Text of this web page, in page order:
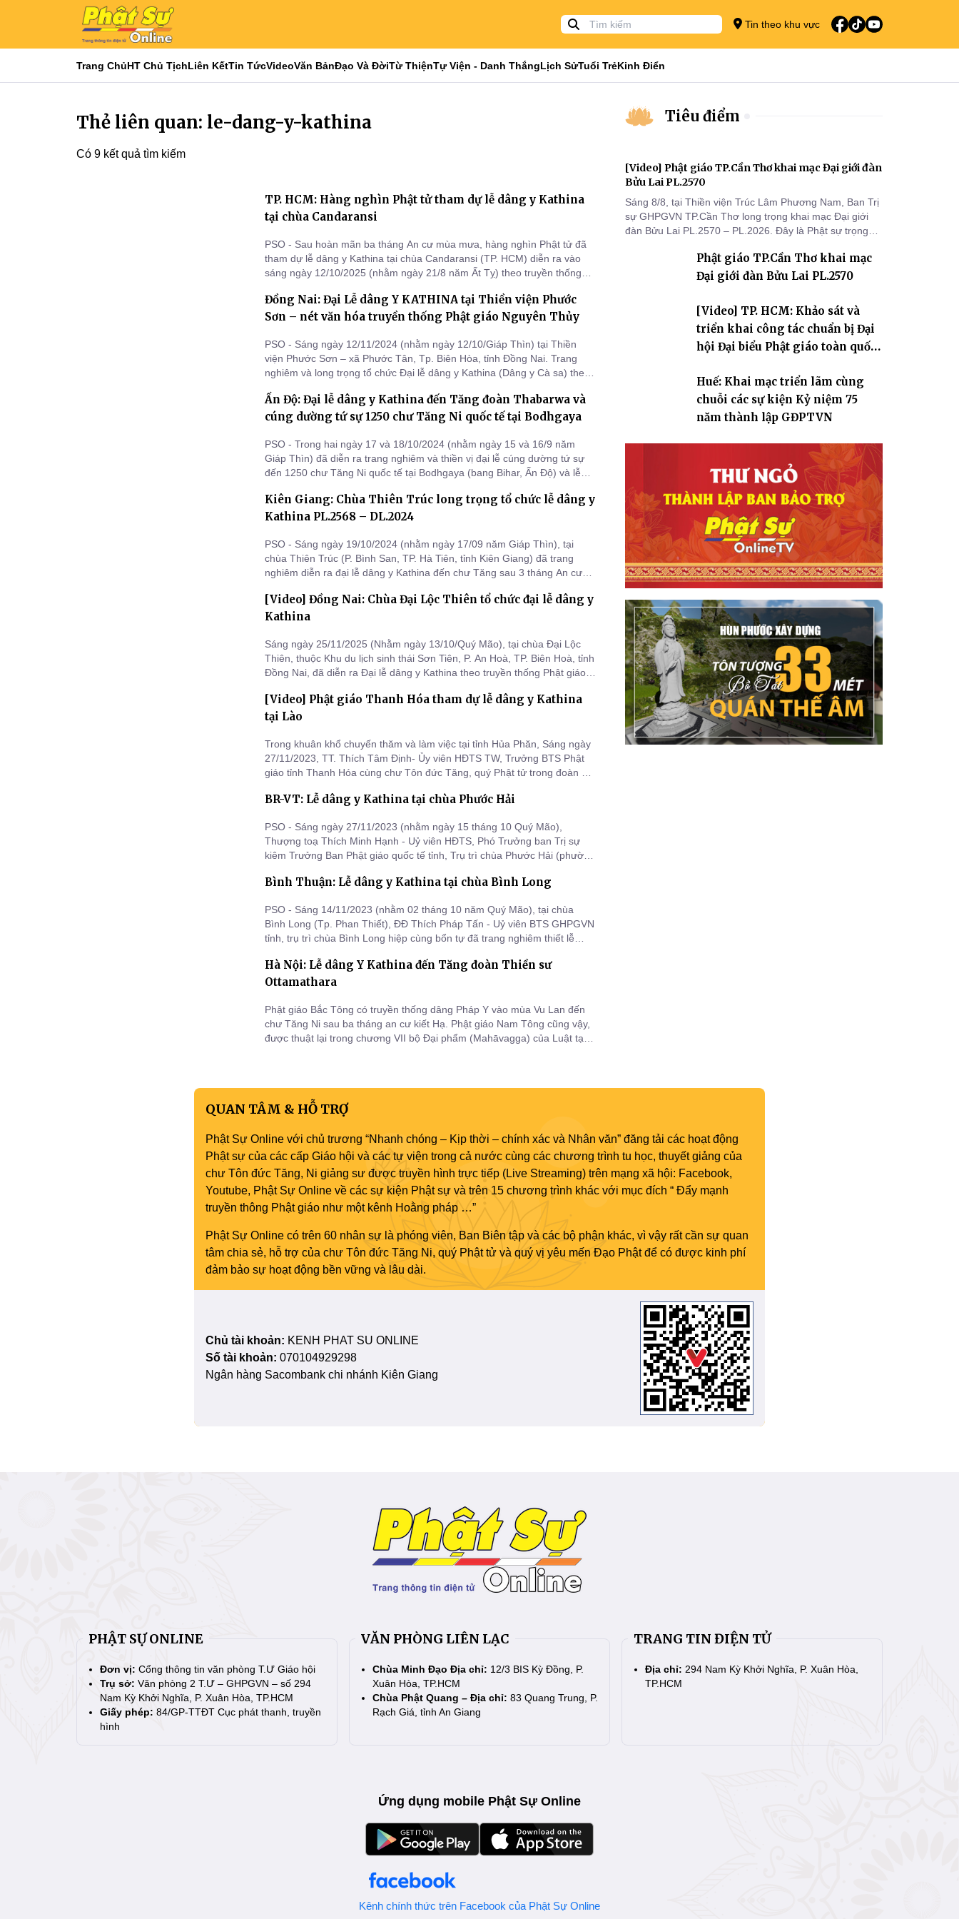
Tin theo khu vực
Trang ChủHT Chủ TịchLiên KếtTin TứcVideoVăn BảnĐạo Và ĐờiTừ ThiệnTự Viện - Danh ThắngLịch SửTuổi TrẻKinh Điển
Thẻ liên quan: le-dang-y-kathina
Có 9 kết quả tìm kiếm
TP. HCM: Hàng nghìn Phật tử tham dự lễ dâng y Kathina
tại chùa Candaransi
PSO - Sau hoàn mãn ba tháng An cư mùa mưa, hàng nghìn Phật tử đã
tham dự lễ dâng y Kathina tại chùa Candaransi (TP. HCM) diễn ra vào
sáng ngày 12/10/2025 (nhằm ngày 21/8 năm Ất Tỵ) theo truyền thống
Đồng Nai: Đại Lễ dâng Y KATHINA tại Thiền viện Phước
Sơn – nét văn hóa truyền thống Phật giáo Nguyên Thủy
PSO - Sáng ngày 12/11/2024 (nhằm ngày 12/10/Giáp Thìn) tại Thiền
viện Phước Sơn – xã Phước Tân, Tp. Biên Hòa, tỉnh Đồng Nai. Trang
nghiêm và long trọng tổ chức Đại lễ dâng y Kathina (Dâng y Cà sa) theo
Ấn Độ: Đại lễ dâng y Kathina đến Tăng đoàn Thabarwa và
cúng dường tứ sự 1250 chư Tăng Ni quốc tế tại Bodhgaya
PSO - Trong hai ngày 17 và 18/10/2024 (nhằm ngày 15 và 16/9 năm
Giáp Thìn) đã diễn ra trang nghiêm và thiền vị đại lễ cúng dường tứ sự
đến 1250 chư Tăng Ni quốc tế tại Bodhgaya (bang Bihar, Ấn Độ) và lễ
Kiên Giang: Chùa Thiên Trúc long trọng tổ chức lễ dâng y
Kathina PL.2568 – DL.2024
PSO - Sáng ngày 19/10/2024 (nhằm ngày 17/09 năm Giáp Thìn), tại
chùa Thiên Trúc (P. Bình San, TP. Hà Tiên, tỉnh Kiên Giang) đã trang
nghiêm diễn ra đại lễ dâng y Kathina đến chư Tăng sau 3 tháng An cư
tông.
[Video] Đồng Nai: Chùa Đại Lộc Thiên tổ chức đại lễ dâng y
Kathina
Sáng ngày 25/11/2025 (Nhằm ngày 13/10/Quý Mão), tại chùa Đại Lộc
Thiên, thuộc Khu du lịch sinh thái Sơn Tiên, P. An Hoà, TP. Biên Hoà, tỉnh
Đồng Nai, đã diễn ra Đại lễ dâng y Kathina theo truyền thống Phật giáo
[Video] Phật giáo Thanh Hóa tham dự lễ dâng y Kathina
tại Lào
Trong khuân khổ chuyến thăm và làm việc tại tỉnh Hủa Phăn, Sáng ngày
27/11/2023, TT. Thích Tâm Định- Ủy viên HĐTS TW, Trưởng BTS Phật
giáo tỉnh Thanh Hóa cùng chư Tôn đức Tăng, quý Phật tử trong đoàn đã
chùa Ông Tử Sy Bun Hương theo lời mời của Thượng tọa Lăm Phăn Bun
BR-VT: Lễ dâng y Kathina tại chùa Phước Hải
PSO - Sáng ngày 27/11/2023 (nhằm ngày 15 tháng 10 Quý Mão),
Thượng toạ Thích Minh Hạnh - Uỷ viên HĐTS, Phó Trưởng ban Trị sự
kiêm Trưởng Ban Phật giáo quốc tế tỉnh, Trụ trì chùa Phước Hải (phường
theo truyền thống Phật giáo Theravāda.
Bình Thuận: Lễ dâng y Kathina tại chùa Bình Long
PSO - Sáng 14/11/2023 (nhằm 02 tháng 10 năm Quý Mão), tại chùa
Bình Long (Tp. Phan Thiết), ĐĐ Thích Pháp Tấn - Uỷ viên BTS GHPGVN
tỉnh, trụ trì chùa Bình Long hiệp cùng bổn tự đã trang nghiêm thiết lễ
Hà Nội: Lễ dâng Y Kathina đến Tăng đoàn Thiền sư
Ottamathara
Phật giáo Bắc Tông có truyền thống dâng Pháp Y vào mùa Vu Lan đến
chư Tăng Ni sau ba tháng an cư kiết Hạ. Phật giáo Nam Tông cũng vậy,
được thuật lại trong chương VII bộ Đại phẩm (Mahāvagga) của Luật tạng
Tiêu điểm
[Video] Phật giáo TP.Cần Thơ khai mạc Đại giới đàn
Bửu Lai PL.2570
Sáng 8/8, tại Thiền viện Trúc Lâm Phương Nam, Ban Trị
sự GHPGVN TP.Cần Thơ long trọng khai mạc Đại giới
đàn Bửu Lai PL.2570 – PL.2026. Đây là Phật sự trọng
của Đại hội Phật giáo thành phố lần thứ I, thể hiện sự
quan tâm đối với công tác truyền giới, đào tạo Tăng tài
Phật giáo TP.Cần Thơ khai mạc
Đại giới đàn Bửu Lai PL.2570
[Video] TP. HCM: Khảo sát và
triển khai công tác chuẩn bị Đại
hội Đại biểu Phật giáo toàn quốc
Huế: Khai mạc triển lãm cùng
chuỗi các sự kiện Kỷ niệm 75
năm thành lập GĐPTVN
QUAN TÂM & HỖ TRỢ
Phật Sự Online với chủ trương “Nhanh chóng – Kịp thời – chính xác và Nhân văn” đăng tải các hoạt động
Phật sự của các cấp Giáo hội và các tự viện trong cả nước cùng các chương trình tu học, thuyết giảng của
chư Tôn đức Tăng, Ni giảng sư được truyền hình trực tiếp (Live Streaming) trên mạng xã hội: Facebook,
Youtube, Phật Sự Online về các sự kiện Phật sự và trên 15 chương trình khác với mục đích “ Đẩy mạnh
truyền thông Phật giáo như một kênh Hoằng pháp …”
Phật Sự Online có trên 60 nhân sự là phóng viên, Ban Biên tập và các bộ phận khác, vì vậy rất cần sự quan
tâm chia sẻ, hỗ trợ của chư Tôn đức Tăng Ni, quý Phật tử và quý vị yêu mến Đạo Phật để có được kinh phí
đảm bảo sự hoạt động bền vững và lâu dài.
Chủ tài khoản: KENH PHAT SU ONLINE
Số tài khoản: 070104929298
Ngân hàng Sacombank chi nhánh Kiên Giang
PHẬT SỰ ONLINE
Đơn vị: Cổng thông tin văn phòng T.Ư Giáo hội
Trụ sở: Văn phòng 2 T.Ư – GHPGVN – số 294
Nam Kỳ Khởi Nghĩa, P. Xuân Hòa, TP.HCM
Giấy phép: 84/GP-TTĐT Cục phát thanh, truyền
hình
VĂN PHÒNG LIÊN LẠC
Chùa Minh Đạo Địa chỉ: 12/3 BIS Kỳ Đồng, P.
Xuân Hòa, TP.HCM
Chùa Phật Quang – Địa chỉ: 83 Quang Trung, P.
Rạch Giá, tỉnh An Giang
TRANG TIN ĐIỆN TỬ
Địa chỉ: 294 Nam Kỳ Khởi Nghĩa, P. Xuân Hòa,
TP.HCM
Ứng dụng mobile Phật Sự Online
Kênh chính thức trên Facebook của Phật Sự Online